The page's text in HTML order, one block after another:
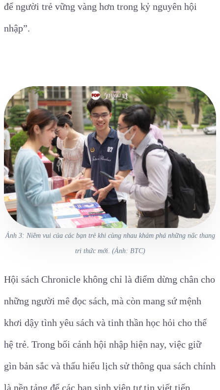
để người trẻ vững vàng hơn trong kỷ nguyên hội
nhập”.
Ảnh 3: Niềm vui của các bạn trẻ khi cùng nhau khám phá những nấc thang
tri thức mới. (Ảnh: BTC)
Hội sách Chronicle không chỉ là điểm dừng chân cho
những người mê đọc sách, mà còn mang sứ mệnh
khơi dậy tình yêu sách và tinh thần học hỏi cho thế
hệ trẻ. Trong bối cảnh hội nhập hiện nay, việc giữ
gìn bản sắc và thấu hiểu lịch sử thông qua sách chính
là nền tảng để các bạn sinh viên tự tin viết tiếp